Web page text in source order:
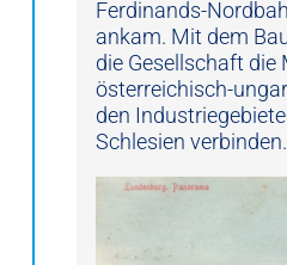
Ferdinands-
ankam. Mit dem
die Gesellschaft die
österreichisch-
den
Schlesien verbinden.